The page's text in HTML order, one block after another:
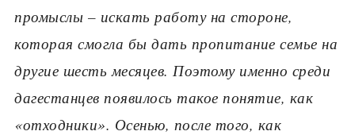
промыслы – искать работу на стороне,
которая смогла бы дать пропитание семье на
другие шесть месяцев. Поэтому именно среди
дагестанцев появилось такое понятие, как
«отходники». Осенью, после того, как